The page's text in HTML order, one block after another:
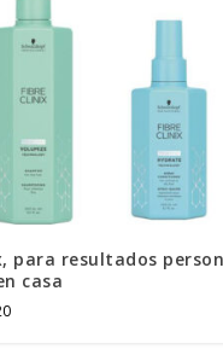
para resultados
casa